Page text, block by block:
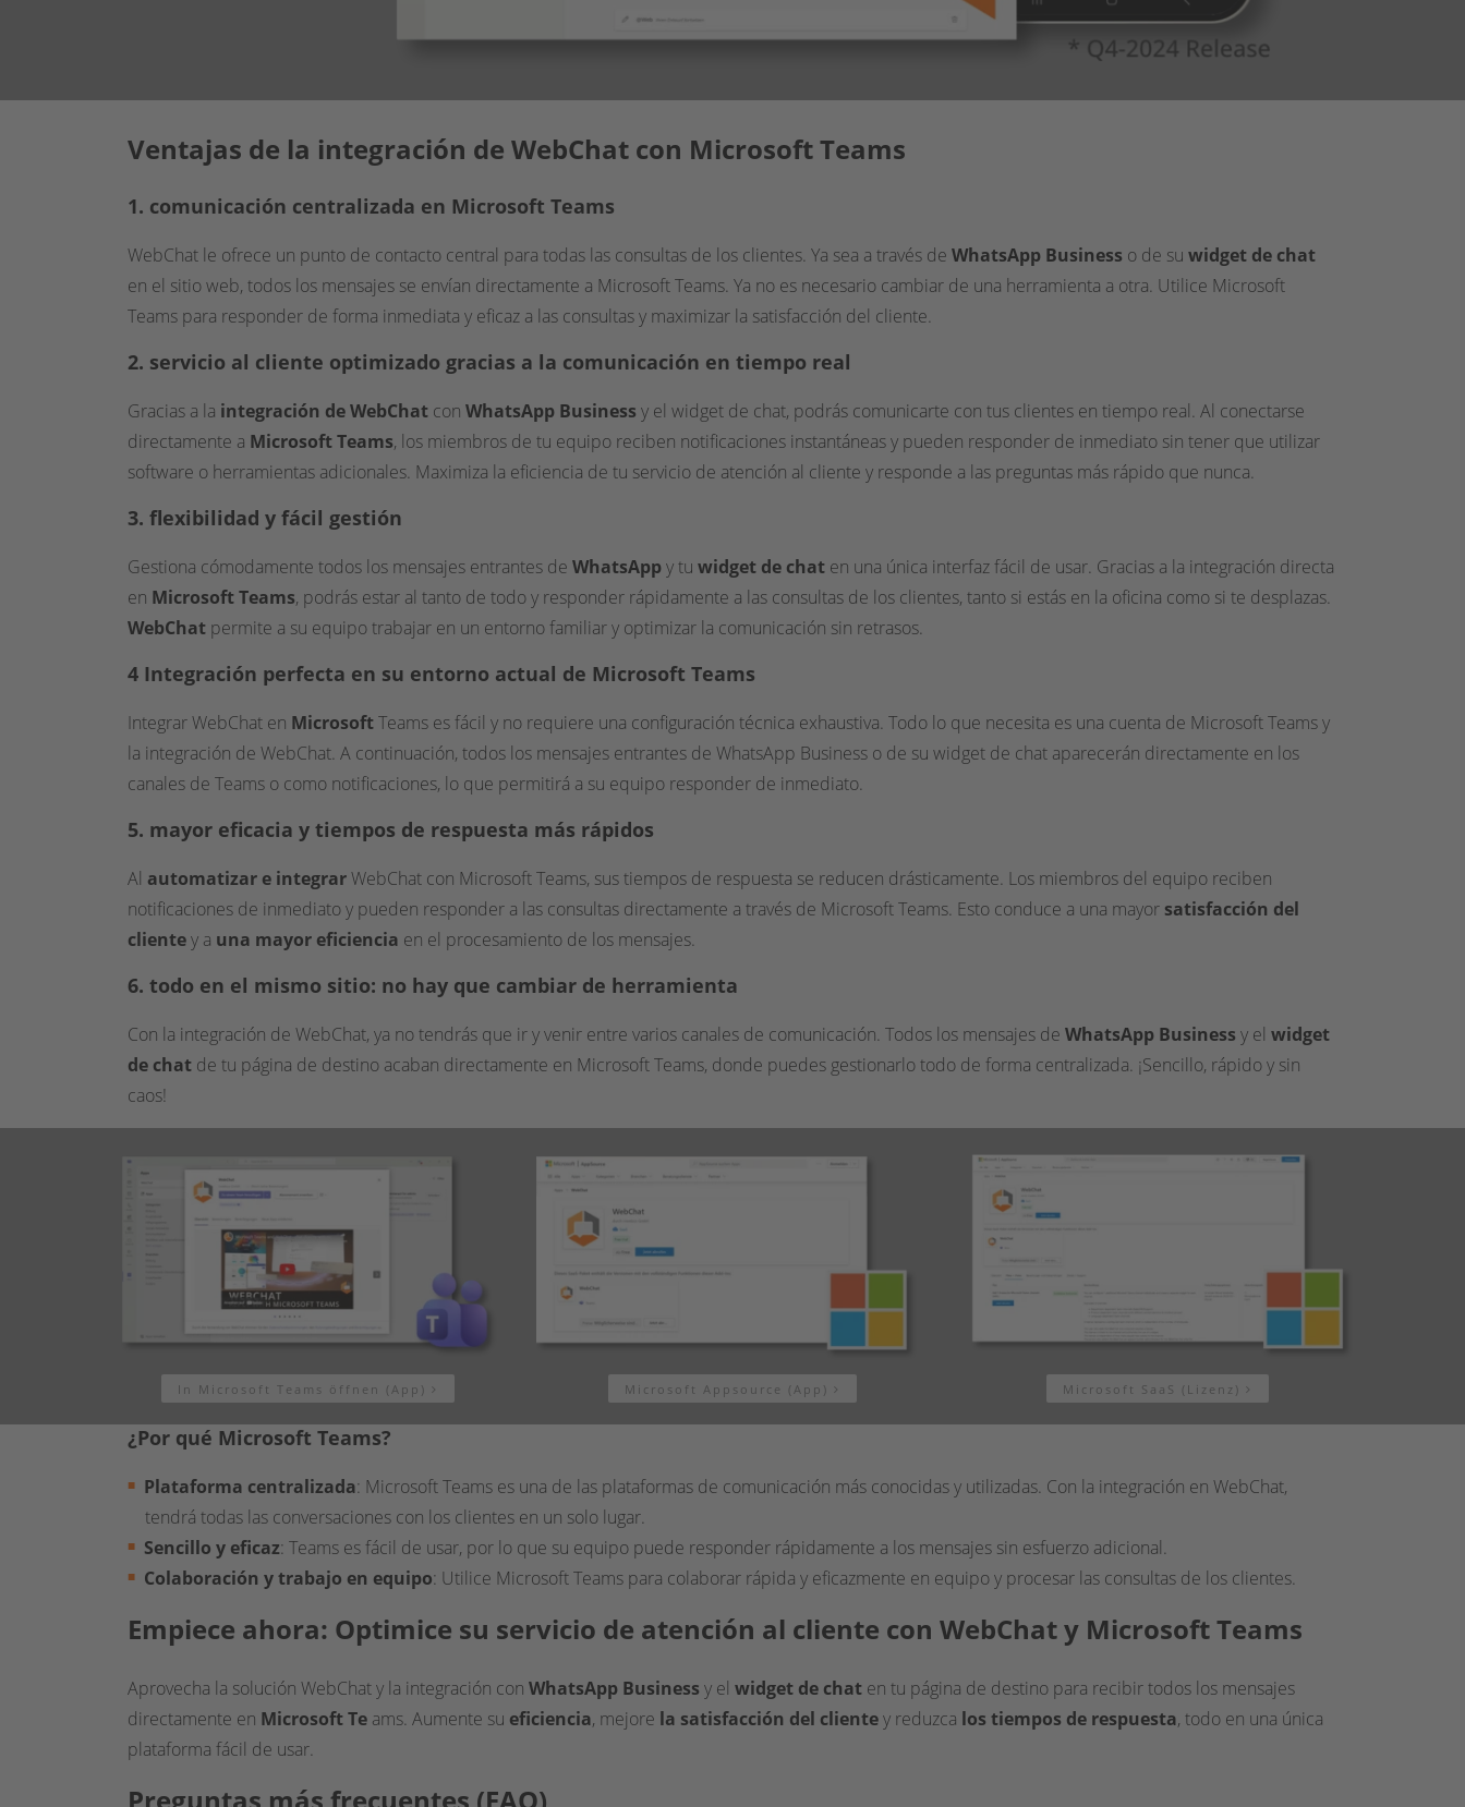
Ventajas de la integración de WebChat con Microsoft Teams
1. comunicación centralizada en Microsoft Teams
WebChat le ofrece un punto de contacto central para todas las consultas de los clientes. Ya sea a través de WhatsApp Business o de su widget de chat
en el sitio web, todos los mensajes se envían directamente a Microsoft Teams. Ya no es necesario cambiar de una herramienta a otra. Utilice Microsoft
Teams para responder de forma inmediata y eficaz a las consultas y maximizar la satisfacción del cliente.
2. servicio al cliente optimizado gracias a la comunicación en tiempo real
Gracias a la integración de WebChat con WhatsApp Business y el widget de chat, podrás comunicarte con tus clientes en tiempo real. Al conectarse
directamente a Microsoft Teams, los miembros de tu equipo reciben notificaciones instantáneas y pueden responder de inmediato sin tener que utilizar
software o herramientas adicionales. Maximiza la eficiencia de tu servicio de atención al cliente y responde a las preguntas más rápido que nunca.
3. flexibilidad y fácil gestión
Gestiona cómodamente todos los mensajes entrantes de WhatsAppy tu widget de chat en una única interfaz fácil de usar. Gracias a la integración directa
en Microsoft Teams, podrás estar al tanto de todo y responder rápidamente a las consultas de los clientes, tanto si estás en la oficina como si te desplazas.
WebChat permite a su equipo trabajar en un entorno familiar y optimizar la comunicación sin retrasos.
4 Integración perfecta en su entorno actual de Microsoft Teams
Integrar WebChat en MicrosoftTeams es fácil y no requiere una configuración técnica exhaustiva. Todo lo que necesita es una cuenta de Microsoft Teams y
la integración de WebChat. A continuación, todos los mensajes entrantes de WhatsApp Business o de su widget de chat aparecerán directamente en los
canales de Teams o como notificaciones, lo que permitirá a su equipo responder de inmediato.
5. mayor eficacia y tiempos de respuesta más rápidos
Al automatizar e integrarWebChat con Microsoft Teams, sus tiempos de respuesta se reducen drásticamente. Los miembros del equipo reciben
notificaciones de inmediato y pueden responder a las consultas directamente a través de Microsoft Teams. Esto conduce a una mayor satisfacción del
clientey a una mayor eficiencia en el procesamiento de los mensajes.
6. todo en el mismo sitio: no hay que cambiar de herramienta
Con la integración de WebChat, ya no tendrás que ir y venir entre varios canales de comunicación. Todos los mensajes de WhatsApp Business y el widget
de chat de tu página de destino acaban directamente en Microsoft Teams, donde puedes gestionarlo todo de forma centralizada. ¡Sencillo, rápido y sin
caos!
In Microsoft Teams öffnen (App) Microsoft Appsource (App) Microsoft SaaS (Lizenz)
¿Por qué Microsoft Teams?
Plataforma centralizada: Microsoft Teams es una de las plataformas de comunicación más conocidas y utilizadas. Con la integración en WebChat,
tendrá todas las conversaciones con los clientes en un solo lugar.
Sencillo y eficaz: Teams es fácil de usar, por lo que su equipo puede responder rápidamente a los mensajes sin esfuerzo adicional.
Colaboración y trabajo en equipo: Utilice Microsoft Teams para colaborar rápida y eficazmente en equipo y procesar las consultas de los clientes.
Empiece ahora: Optimice su servicio de atención al cliente con WebChat y Microsoft Teams
Aprovecha la solución WebChat y la integración con WhatsApp Business y el widget de chat en tu página de destino para recibir todos los mensajes
directamente en Microsoft Te ams. Aumente su eficiencia, mejore la satisfacción del clientey reduzca los tiempos de respuesta, todo en una única
plataforma fácil de usar.
Preguntas más frecuentes (FAQ)